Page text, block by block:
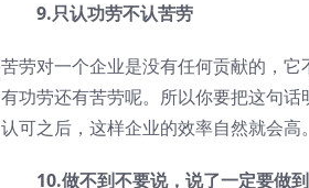
9.只认功劳不认苦劳
苦劳对一个企业是没有任何贡献的，
有功劳还有苦劳呢。所以你要把这句
认可之后，这样企业的效率自然就会高。
10.做不到不要说，说了一定要做到